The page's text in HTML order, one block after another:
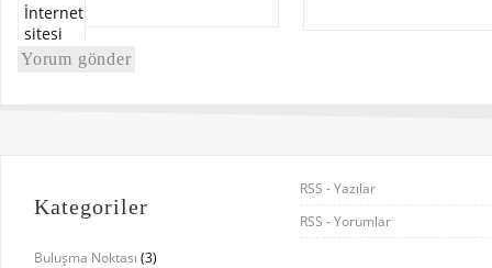
İnternet
sitesi
Kategoriler
Buluşma Noktası (3)
RSS - Yazılar
RSS - Yorumlar